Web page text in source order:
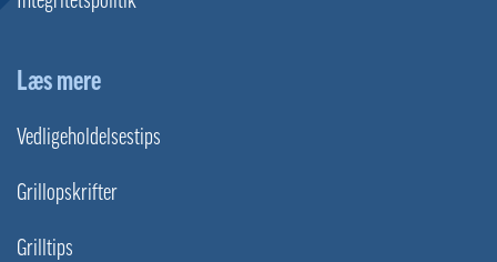
Læs mere
Vedligeholdelsestips
Grillopskrifter
Grilltips